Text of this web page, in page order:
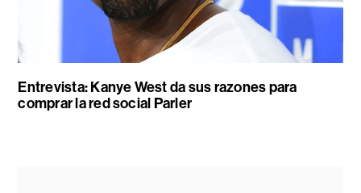
Entrevista: Kanye West da sus razones para
comprar la red social Parler